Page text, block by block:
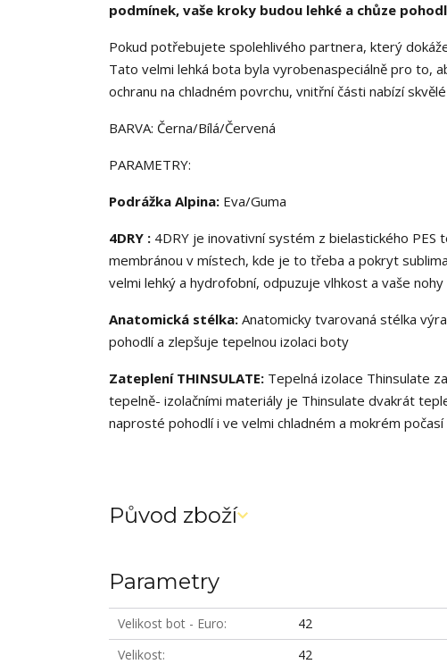
podmínek, vaše kroky budou lehké a chůze
Pokud potřebujete spolehlivého partnera, který
Tato velmi lehká bota byla vyrobenaspeciálně pro to,
ochranu na chladném povrchu, vnitřní části nabízí
BARVA: Černa/Bílá/Červená
PARAMETRY:
Podrážka Alpina: Eva/Guma
4DRY : 4DRY je inovativní systém z bielastického
membránou v místech, kde je to třeba a pokryt
velmi lehký a hydrofobní, odpuzuje vlhkost a vaše
Anatomická stélka: Anatomicky tvarovaná stélka
pohodlí a zlepšuje tepelnou izolaci boty
Zateplení THINSULATE: Tepelná izolace Thinsulate
tepelně- izolačními materiály je Thinsulate dvakrát
naprosté pohodlí i ve velmi chladném a mokrém počasí
Původ zboží
Parametry
Velikost bot - Euro
42
Velikost
42